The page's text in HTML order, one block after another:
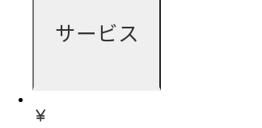
サービス